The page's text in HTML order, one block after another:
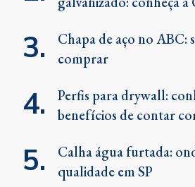
Chapa de aço no ABC:
comprar
Perfis para drywall:
benefícios de contar
Calha água furtada:
qualidade em SP